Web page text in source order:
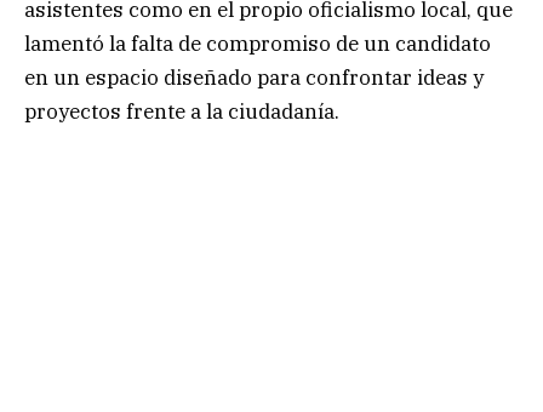
asistentes como en el propio oficialismo local, que
lamentó la falta de compromiso de un candidato
en un espacio diseñado para confrontar ideas y
proyectos frente a la ciudadanía.